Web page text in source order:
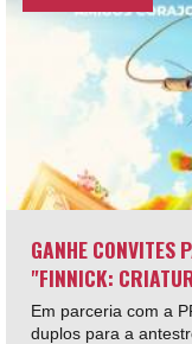
GANHE CONVITES
"FINNICK:
Em parceria com a
duplos para a